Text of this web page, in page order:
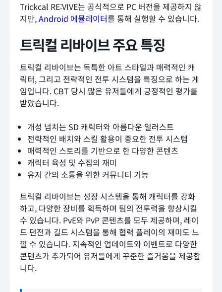
Trickcal RE:VIVE는 공식적으로 PC 버전을 제공하지 않
지만,Android 에뮬레이터를 통해 실행할 수 있습니다.
트릭컬 리바이브 주요 특징
트릭컬 리바이브는 독특한 아트 스타일과 매력적인 캐
릭터, 그리고 전략적인 전투 시스템을 특징으로 하는 게
임입니다. CBT 당시 많은 유저들에게 긍정적인 평가를
받았습니다.
개성 넘치는 SD 캐릭터와 아름다운 일러스트
전략적인 배치와 스킬 활용이 중요한 전투 시스템
매력적인 스토리를 기반으로 한 다양한 콘텐츠
캐릭터 육성 및 수집의 재미
유저 간의 소통을 위한 커뮤니티 기능
트릭컬 리바이브는 성장 시스템을 통해 캐릭터를 강화
하고, 다양한 장비를 획득하며 팀의 전투력을 향상시킬
수 있습니다. PvE와 PvP 콘텐츠를 모두 제공하며, 레이
드 던전과 길드 시스템을 통해 협력 플레이의 재미도 느
낄 수 있습니다. 지속적인 업데이트와 이벤트로 다양한
콘텐츠가 추가되어 유저들에게 꾸준한 즐거움을 제공합
니다.